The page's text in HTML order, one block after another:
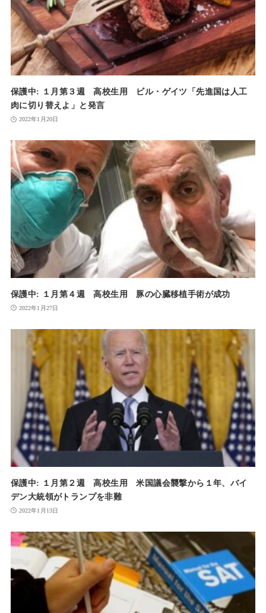
保護中: １月第３週 高校生用 ビル・ゲイツ「先進国は人工
肉に切り替えよ」と発言
2022年1月20日
保護中: １月第４週 高校生用 豚の心臓移植手術が成功
2022年1月27日
保護中: １月第２週 高校生用 米国議会襲撃から１年、バイ
デン大統領がトランプを非難
2022年1月13日